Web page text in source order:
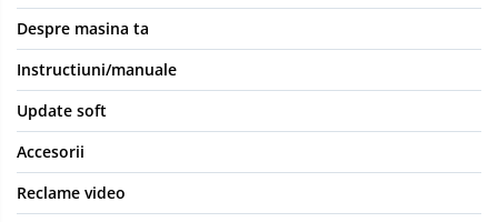
Despre masina ta
Instructiuni/manuale
Update soft
Accesorii
Reclame video